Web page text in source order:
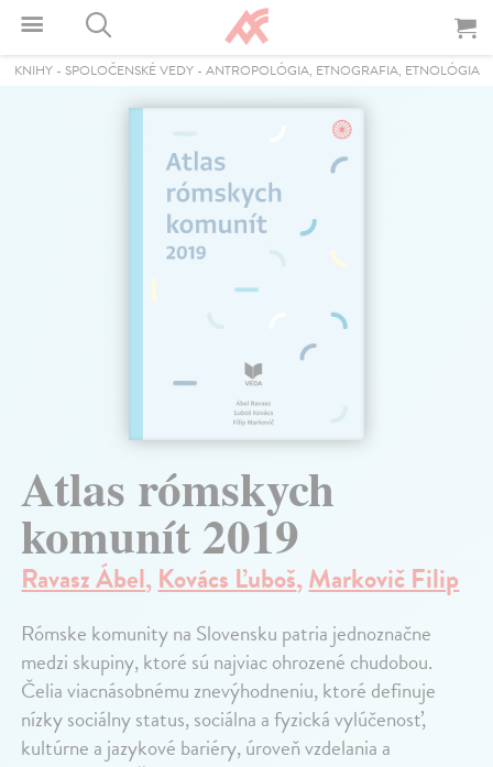
KNIHY- SPOLOČENSKÉ VEDY- ANTROPOLÓGIA, ETNOGRAFIA, ETNOLÓGIA
Atlas rómskych
komunít 2019
Ravasz Ábel,Kovács Ľuboš,Markovič Filip
Rómske komunity na Slovensku patria jednoznačne
medzi skupiny, ktoré sú najviac ohrozené chudobou.
Čelia viacnásobnému znevýhodneniu, ktoré definuje
nízky sociálny status, sociálna a fyzická vylúčenosť,
kultúrne a jazykové bariéry, úroveň vzdelania a